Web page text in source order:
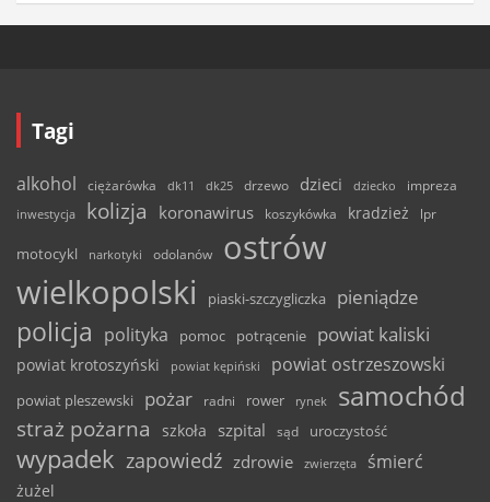
Tagi
alkohol ciężarówka dk11 dk25 drzewo dzieci dziecko
impreza
inwestycja
kolizja koronawirus koszykówka kradzież lpr
motocykl narkotyki odolanów
ostrów
wielkopolski
piaski-szczygliczka pieniądze
policja polityka pomoc potrącenie powiat kaliski
powiat krotoszyński powiat kępiński powiat ostrzeszowski
powiat pleszewski pożar radni rower rynek samochód
straż pożarna szkoła szpital sąd uroczystość
wypadek zapowiedź zdrowie zwierzęta śmierć
żużel